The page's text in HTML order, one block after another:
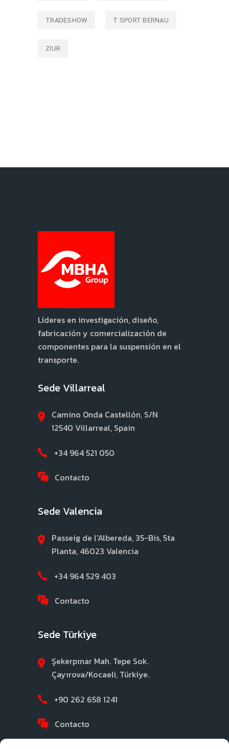
TRADESHOW T SPORT BERNAU
ZIUR
Líderes en investigación, diseño,
fabricación y comercialización de
componentes para la suspensión en el
transporte.
Sede Villarreal
Camino Onda Castellón, S/N
12540 Villarreal, Spain
+34 964 521 050
Contacto
Sede Valencia
Passeig de l'Albereda, 35-Bis, 5ta
Planta, 46023 Valencia
+34 964 529 403
Contacto
Sede Türkiye
Şekerpınar Mah. Tepe Sok.
Çayırova/Kocaeli, Türkiye.
+90 262 658 1241
Contacto